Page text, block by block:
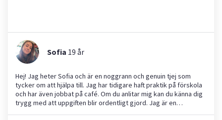
Sofia 19 år
Hej! Jag heter Sofia och är en noggrann och genuin tjej som
tycker om att hjälpa till. Jag har tidigare haft praktik på förskola
och har även jobbat på café. Om du anlitar mig kan du känna dig
trygg med att uppgiften blir ordentligt gjord. Jag är en